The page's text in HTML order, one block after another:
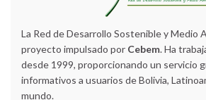
La Red de Desarrollo Sostenible y Medio
proyecto impulsado por Cebem. Ha
desde 1999, proporcionando un servicio
informativos a usuarios de Bolivia,
mundo.